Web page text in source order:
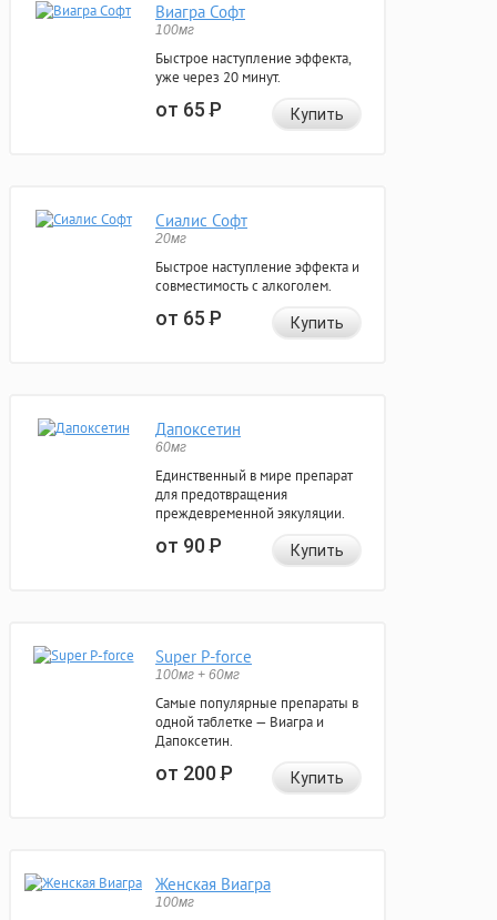
Виагра Софт
100мг
Быстрое наступление эффекта,
уже через 20 минут.
от 65Р Купить
Сиалис Софт
20мг
Быстрое наступление эффекта и
совместимость с алкоголем.
от 65Р Купить
Дапоксетин
60мг
Единственный в мире препарат
для предотвращения
преждевременной эякуляции.
от 90Р Купить
Super P-force
100мг + 60мг
Самые популярные препараты в
одной таблетке — Виагра и
Дапоксетин.
от 200Р Купить
Женская Виагра
100мг